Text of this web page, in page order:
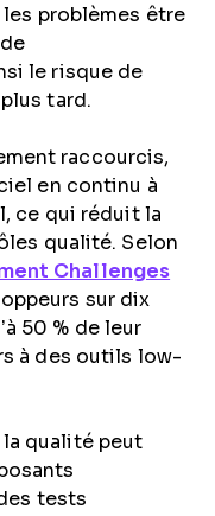
problèmes être
le risque de
tard.
raccourcis,
en continu à
ce qui réduit la
qualité. Selon
Challenges
sur dix
50 % de leur
à des outils low-
qualité peut
tests